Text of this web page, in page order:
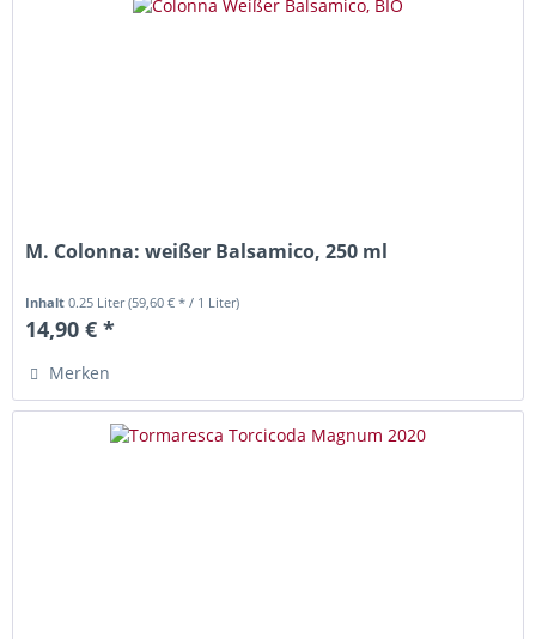
M. Colonna: weißer Balsamico, 250 ml
Inhalt0.25 Liter(59,60 € * / 1 Liter)
14,90 € *
Merken